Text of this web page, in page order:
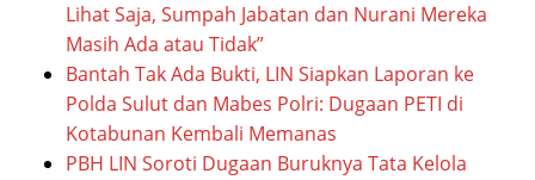
Lihat Saja, Sumpah Jabatan dan Nurani Mereka
Masih Ada atau Tidak”
Bantah Tak Ada Bukti, LIN Siapkan Laporan ke
Polda Sulut dan Mabes Polri: Dugaan PETI di
Kotabunan Kembali Memanas
PBH LIN Soroti Dugaan Buruknya Tata Kelola